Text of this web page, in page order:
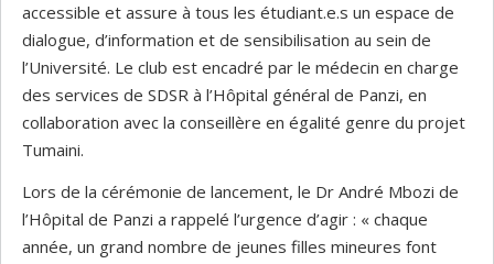
accessible et assure à tous les étudiant.e.s un espace de
dialogue, d’information et de sensibilisation au sein de
l’Université. Le club est encadré par le médecin en charge
des services de SDSR à l’Hôpital général de Panzi, en
collaboration avec la conseillère en égalité genre du projet
Tumaini.
Lors de la cérémonie de lancement, le Dr André Mbozi de
l’Hôpital de Panzi a rappelé l’urgence d’agir : « chaque
année, un grand nombre de jeunes filles mineures font